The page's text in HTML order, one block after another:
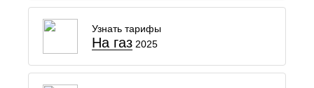
Узнать тарифы
На газ 2025